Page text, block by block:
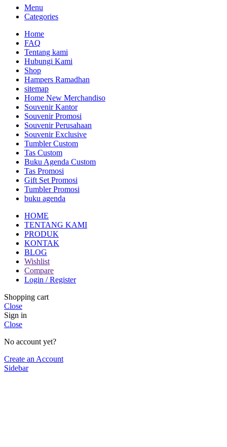
Menu
Categories
Home
FAQ
Tentang kami
Hubungi Kami
Shop
Hampers Ramadhan
sitemap
Home New Merchandiso
Souvenir Kantor
Souvenir Promosi
Souvenir Perusahaan
Souvenir Exclusive
Tumbler Custom
Tas Custom
Buku Agenda Custom
Tas Promosi
Gift Set Promosi
Tumbler Promosi
buku agenda
HOME
TENTANG KAMI
PRODUK
KONTAK
BLOG
Wishlist
Compare
Login / Register
Shopping cart
Close
Sign in
Close
No account yet?
Create an Account
Sidebar